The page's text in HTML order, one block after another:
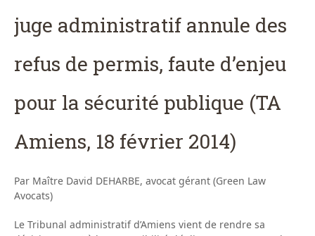
juge administratif annule des
refus de permis, faute d’enjeu
pour la sécurité publique (TA
Amiens, 18 février 2014)
Par Maître David DEHARBE, avocat gérant (Green Law
Avocats)
Le Tribunal administratif d’Amiens vient de rendre sa